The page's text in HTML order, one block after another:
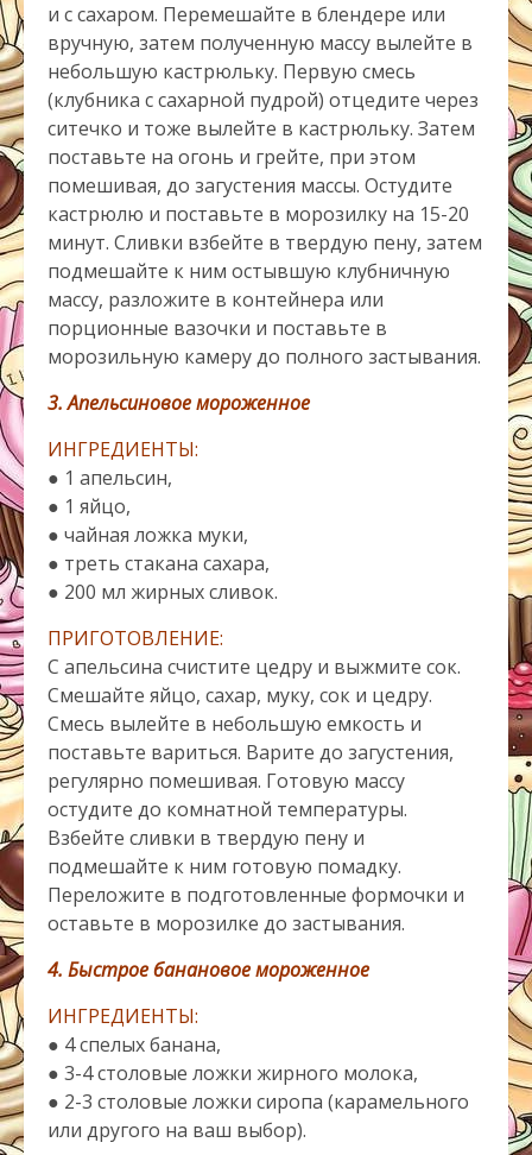
и с сахаром. Перемешайте в блендере или
вручную, затем полученную массу вылейте в
небольшую кастрюльку. Первую смесь
(клубника с сахарной пудрой) отцедите через
ситечко и тоже вылейте в кастрюльку. Затем
поставьте на огонь и грейте, при этом
помешивая, до загустения массы. Остудите
кастрюлю и поставьте в морозилку на 15-20
минут. Сливки взбейте в твердую пену, затем
подмешайте к ним остывшую клубничную
массу, разложите в контейнера или
порционные вазочки и поставьте в
морозильную камеру до полного застывания.
3. Апельсиновое мороженное
ИНГРЕДИЕНТЫ:
● 1 апельсин,
● 1 яйцо,
● чайная ложка муки,
● треть стакана сахара,
● 200 мл жирных сливок.
ПРИГОТОВЛЕНИЕ:
С апельсина счистите цедру и выжмите сок.
Смешайте яйцо, сахар, муку, сок и цедру.
Смесь вылейте в небольшую емкость и
поставьте вариться. Варите до загустения,
регулярно помешивая. Готовую массу
остудите до комнатной температуры.
Взбейте сливки в твердую пену и
подмешайте к ним готовую помадку.
Переложите в подготовленные формочки и
оставьте в морозилке до застывания.
4. Быстрое банановое мороженное
ИНГРЕДИЕНТЫ:
● 4 спелых банана,
● 3-4 столовые ложки жирного молока,
● 2-3 столовые ложки сиропа (карамельного
или другого на ваш выбор).